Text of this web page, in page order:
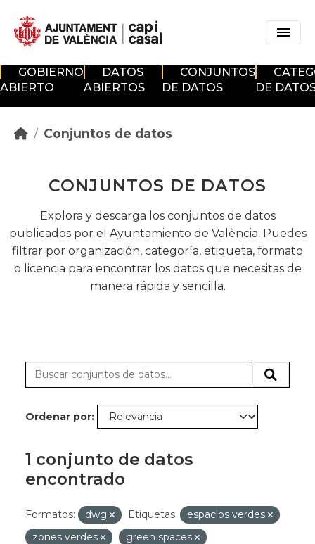
GOBIERNO
ABIERTO
DATOS
ABIERTOS
CONJUNTOS
DE DATOS
DE
Conjuntos de datos
CONJUNTOS DE DATOS
Explora y descarga los conjuntos de datos
publicados por el Ayuntamiento de València. Puedes
filtrar por organización, categoría, etiqueta, formato
o licencia para encontrar los datos que necesitas de
manera rápida y sencilla.
Ordenar por
1 conjunto de datos
encontrado
Formatos: dwg Etiquetas:
espacios verdes
zones verdes
green spaces